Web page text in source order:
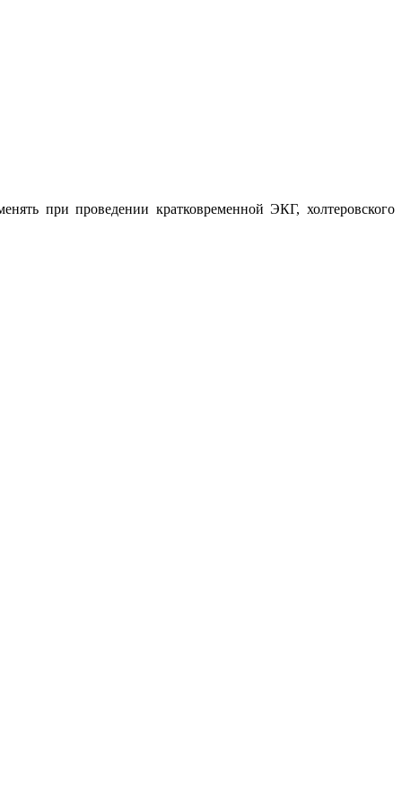
при проведении кратковременной ЭКГ, холтеровского